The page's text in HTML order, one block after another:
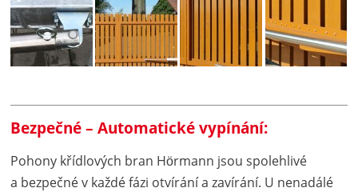
Bezpečné – Automatické vypínání:
Pohony křídlových bran Hörmann jsou spolehlivé
a bezpečné v každé fázi otvírání a zavírání. U nenadálé